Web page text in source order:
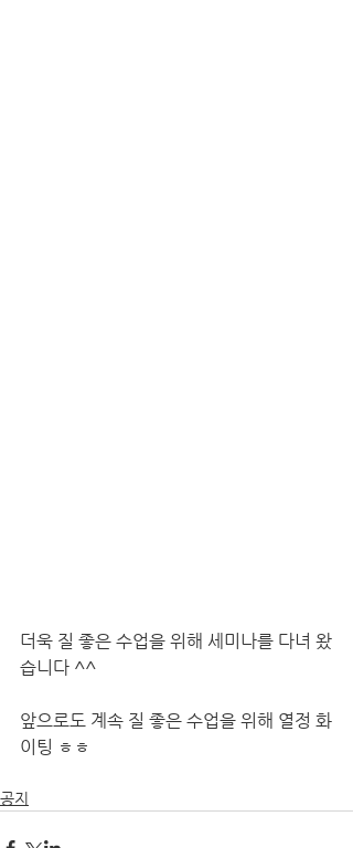
더욱 질 좋은 수업을 위해 세미나를 다녀 왔
습니다 ^^
앞으로도 계속 질 좋은 수업을 위해 열정 화
이팅 ㅎㅎ
공지